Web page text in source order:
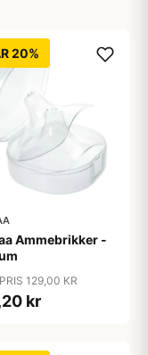
20%
Ammebrikker -
129,00 KR
kr